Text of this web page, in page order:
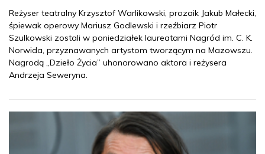
Reżyser teatralny Krzysztof Warlikowski, prozaik Jakub Małecki,
śpiewak operowy Mariusz Godlewski i rzeźbiarz Piotr
Szulkowski zostali w poniedziałek laureatami Nagród im. C. K.
Norwida, przyznawanych artystom tworzącym na Mazowszu.
Nagrodą „Dzieło Życia” uhonorowano aktora i reżysera
Andrzeja Seweryna.